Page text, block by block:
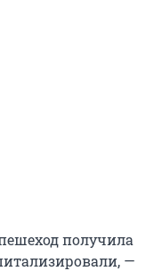
получила
—